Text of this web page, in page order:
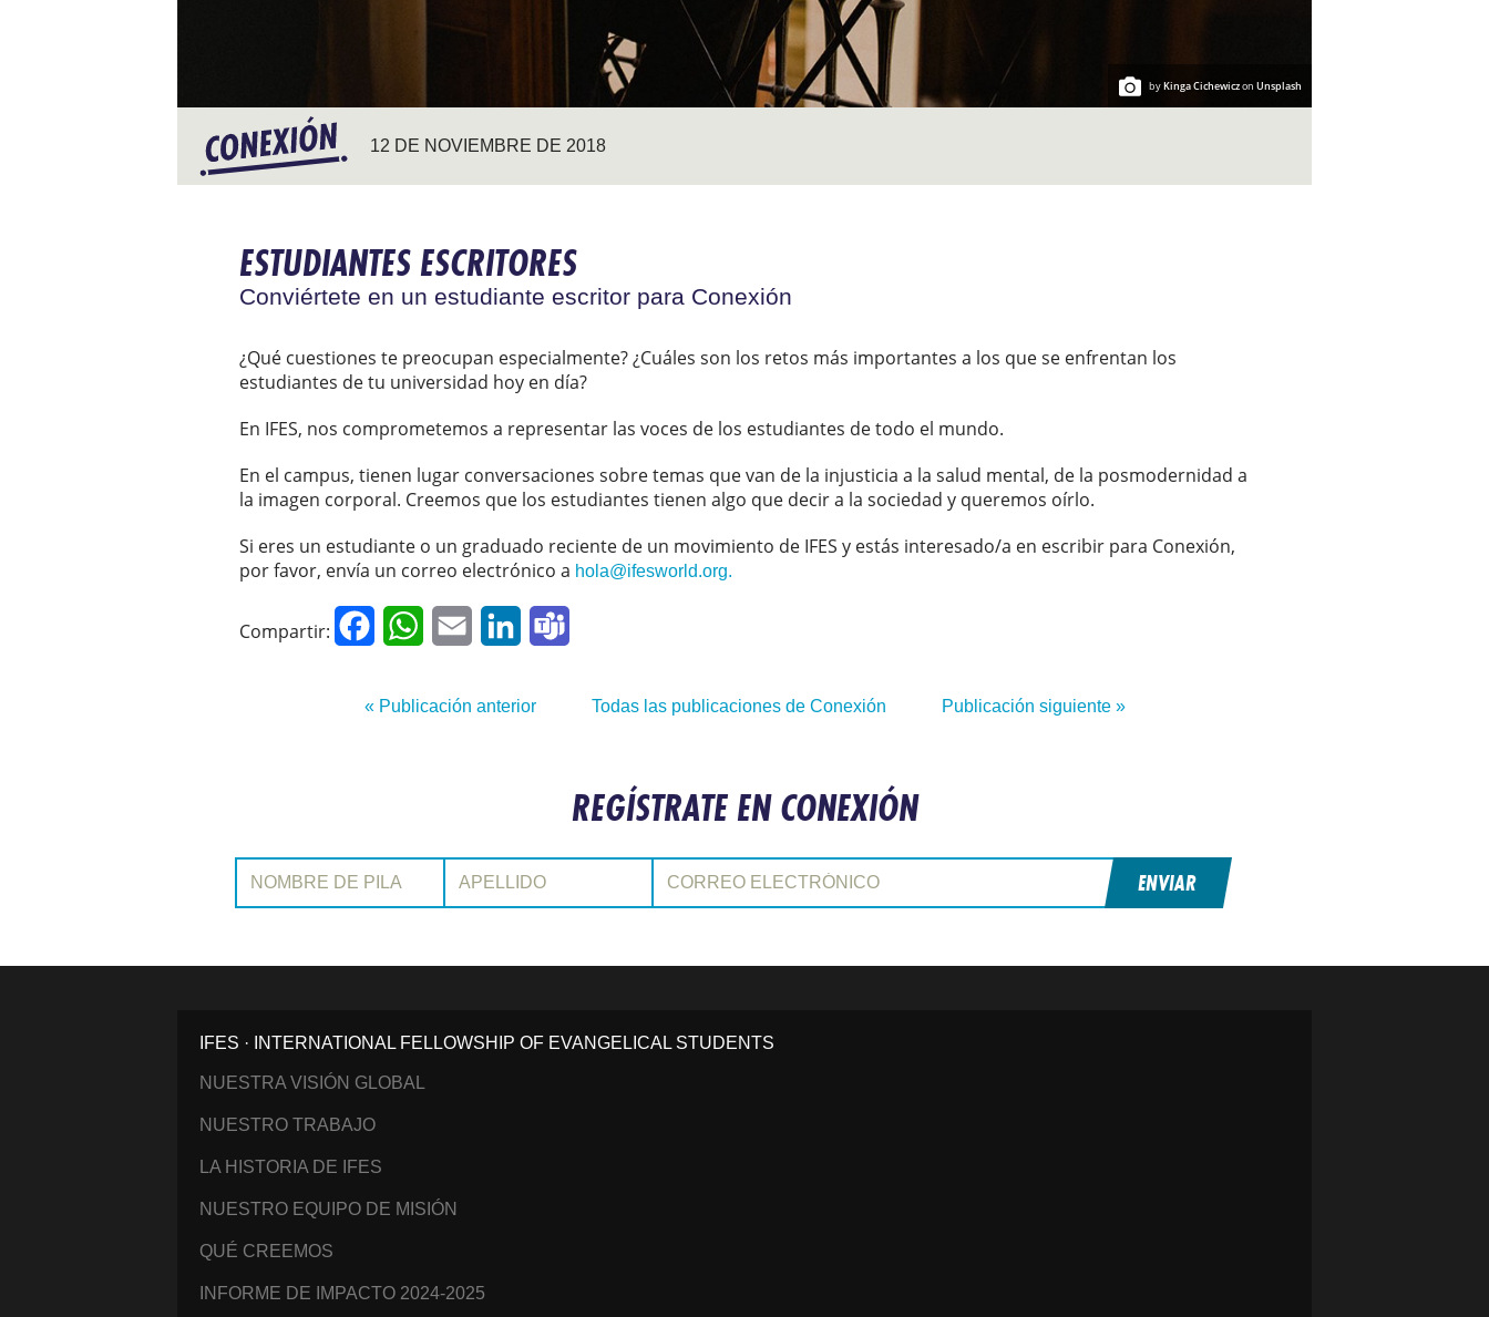
byKinga Cichewiczon Unsplash
12 DE NOVIEMBRE DE 2018
ESTUDIANTES ESCRITORES
Conviértete en un estudiante escritor para Conexión
¿Qué cuestiones te preocupan especialmente? ¿Cuáles son los retos más importantes a los que se enfrentan los
estudiantes de tu universidad hoy en día?
En IFES, nos comprometemos a representar las voces de los estudiantes de todo el mundo.
En el campus, tienen lugar conversaciones sobre temas que van de la injusticia a la salud mental, de la posmodernidad a
la imagen corporal. Creemos que los estudiantes tienen algo que decir a la sociedad y queremos oírlo.
Si eres un estudiante o un graduado reciente de un movimiento de IFES y estás interesado/a en escribir para Conexión,
por favor, envía un correo electrónico a hola@ifesworld.org.
Compartir: FacebookWhatsApp
Email LinkedIn
« Publicación anterior Todas las publicaciones de Conexión Publicación siguiente »
REGÍSTRATE EN CONEXIÓN
Nombre de pila: Apellido: Correo electrónico:
ENVIAR
IFES · INTERNATIONAL FELLOWSHIP OF EVANGELICAL STUDENTS
NUESTRA VISIÓN GLOBAL
NUESTRO TRABAJO
LA HISTORIA DE IFES
NUESTRO EQUIPO DE MISIÓN
QUÉ CREEMOS
INFORME DE IMPACTO 2024-2025